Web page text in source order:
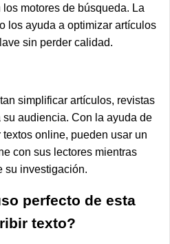
motores de búsqueda. La
los ayuda a optimizar artículos
sin perder calidad.
simplificar artículos, revistas
audiencia. Con la ayuda de
online, pueden usar un
con sus lectores mientras
su investigación.
perfecto de esta
texto?